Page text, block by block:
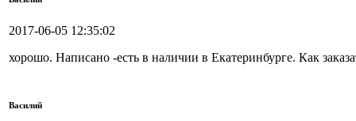
2017-06-05 12:35:02
хорошо. Написано -есть в наличии в Екатеринбурге. Как
Василий